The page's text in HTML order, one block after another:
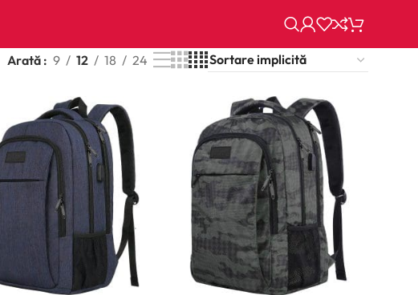
Arată 9 12 18 24